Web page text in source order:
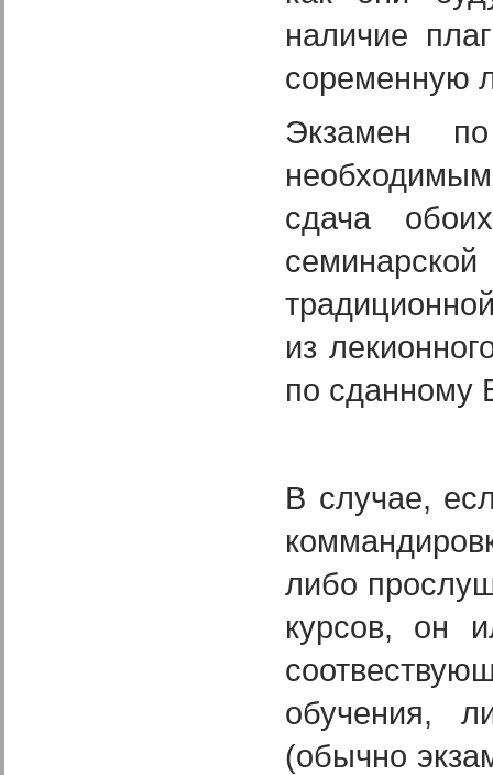
наличие
соременную
Экзамен
сдача
из
по сданному
В случае,
либо
курсов, он
обучения,
(обычно